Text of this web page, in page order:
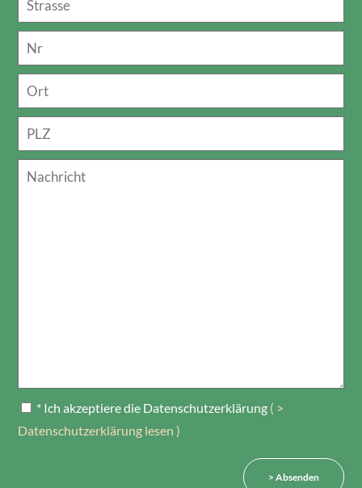
* Ich akzeptiere die Datenschutzerklärung ( >
Datenschutzerklärung lesen )